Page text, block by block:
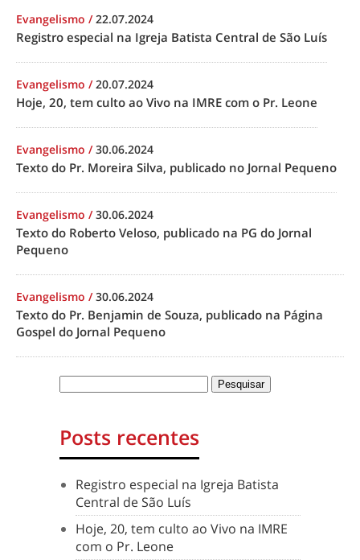
Evangelismo /22.07.2024
Registro especial na Igreja Batista Central de São Luís
Evangelismo /20.07.2024
Hoje, 20, tem culto ao Vivo na IMRE com o Pr. Leone
Evangelismo /30.06.2024
Texto do Pr. Moreira Silva, publicado no Jornal Pequeno
Evangelismo /30.06.2024
Texto do Roberto Veloso, publicado na PG do Jornal
Pequeno
Evangelismo /30.06.2024
Texto do Pr. Benjamin de Souza, publicado na Página
Gospel do Jornal Pequeno
Posts recentes
Registro especial na Igreja Batista
Central de São Luís
Hoje, 20, tem culto ao Vivo na IMRE
com o Pr. Leone